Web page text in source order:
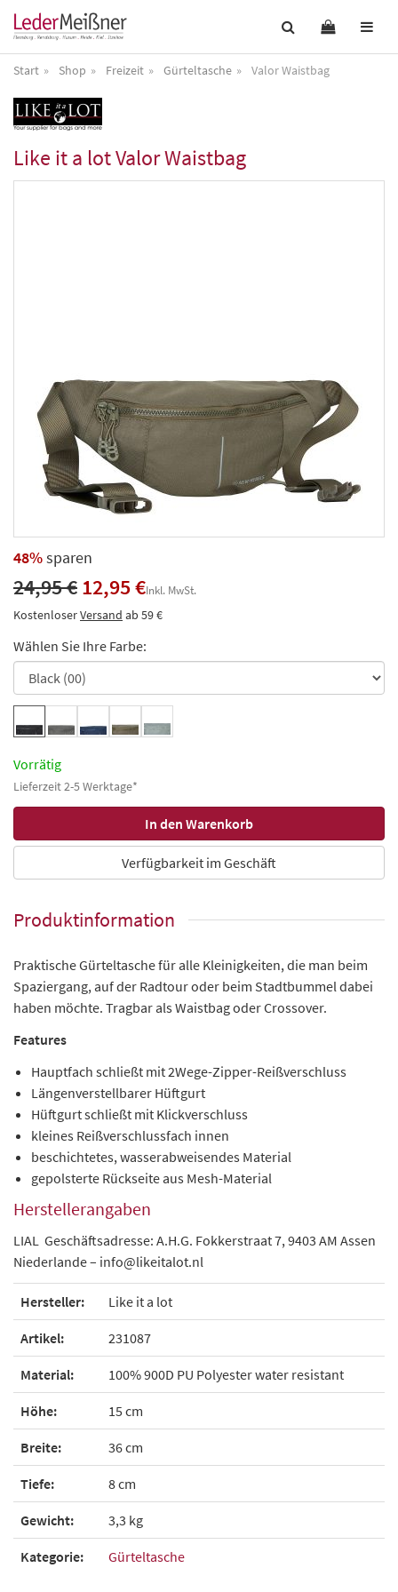
Start Shop Freizeit Gürteltasche Valor Waistbag
Like it a lotValor Waistbag
48%sparen
24,95 €12,95 €Inkl. MwSt.
KostenloserVersand ab 59 €
Wählen Sie Ihre Farbe:
Vorrätig
Lieferzeit 2-5 Werktage*
Verfügbarkeit im Geschäft
Produktinformation
Praktische Gürteltasche für alle Kleinigkeiten, die man beim
Spaziergang, auf der Radtour oder beim Stadtbummel dabei
haben möchte. Tragbar als Waistbag oder Crossover.
Features
Hauptfach schließt mit 2Wege-Zipper-Reißverschluss
Längenverstellbarer Hüftgurt
Hüftgurt schließt mit Klickverschluss
kleines Reißverschlussfach innen
beschichtetes, wasserabweisendes Material
gepolsterte Rückseite aus Mesh-Material
Herstellerangaben
LIAL Geschäftsadresse: A.H.G. Fokkerstraat 7, 9403 AM Assen
Niederlande – info@likeitalot.nl
Hersteller: Like it a lot
Artikel: 231087
Material: 100% 900D PU Polyester water resistant
Höhe: 15 cm
Breite: 36 cm
Tiefe: 8 cm
Gewicht: 3,3 kg
Kategorie: Gürteltasche